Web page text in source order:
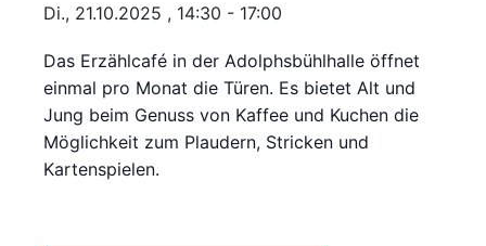
Di., 21.10.2025 , 14:30 - 17:00
Das Erzählcafé in der Adolphsbühlhalle öffnet
einmal pro Monat die Türen. Es bietet Alt und
Jung beim Genuss von Kaffee und Kuchen die
Möglichkeit zum Plaudern, Stricken und
Kartenspielen.